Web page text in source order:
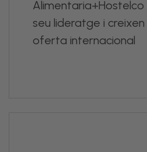
Alimentaria+Hostelco
seu lideratge i creixen
oferta internacional